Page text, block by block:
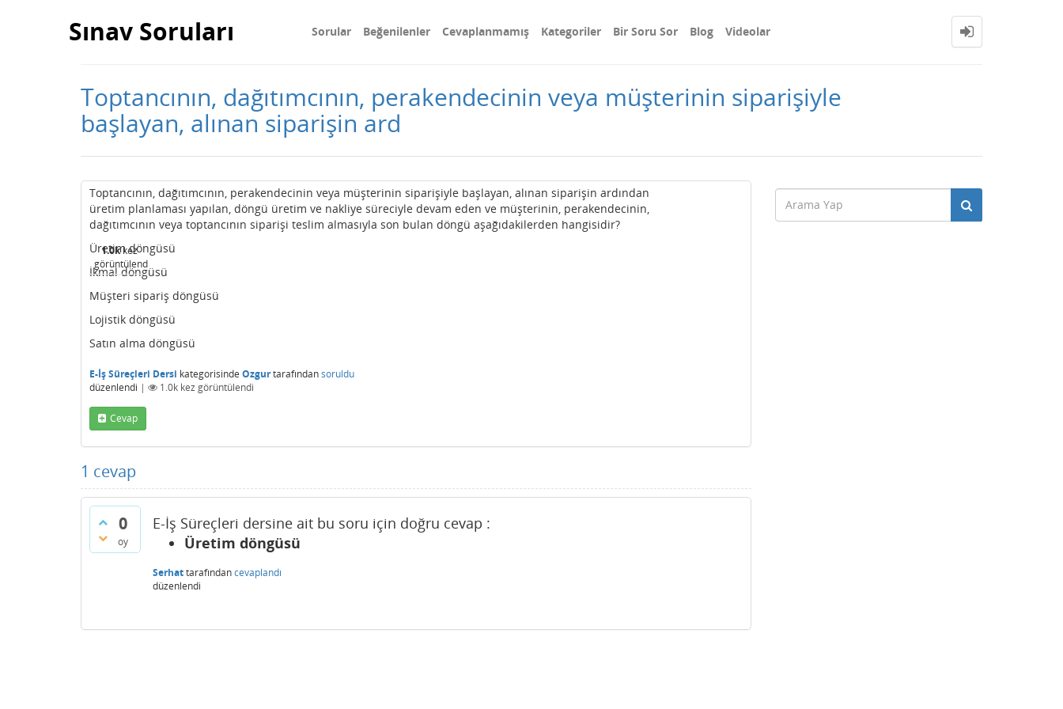
Sınav Soruları Sorular Beğenilenler Cevaplanmamış Kategoriler Bir Soru Sor Blog Videolar
Toptancının, dağıtımcının, perakendecinin veya müşterinin siparişiyle
başlayan, alınan siparişin ard
1.0kkez
görüntülendi
Toptancının, dağıtımcının, perakendecinin veya müşterinin siparişiyle başlayan, alınan siparişin ardından
üretim planlaması yapılan, döngü üretim ve nakliye süreciyle devam eden ve müşterinin, perakendecinin,
dağıtımcının veya toptancının siparişi teslim almasıyla son bulan döngü aşağıdakilerden hangisidir?
Üretim döngüsü
İkmal döngüsü
Müşteri sipariş döngüsü
Lojistik döngüsü
Satın alma döngüsü
E-İş Süreçleri Dersi kategorisinde Ozgurtarafındansoruldu
düzenlendi | 1.0k kez görüntülendi
Cevap
1 cevap
0
oy
E-İş Süreçleri dersine ait bu soru için doğru cevap :
Üretim döngüsü
Serhattarafındancevaplandı
düzenlendi